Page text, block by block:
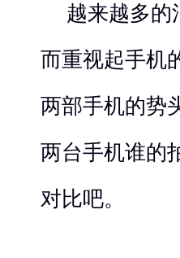
越来越多的
而重视起手机
两部手机的势
两台手机谁的
对比吧。